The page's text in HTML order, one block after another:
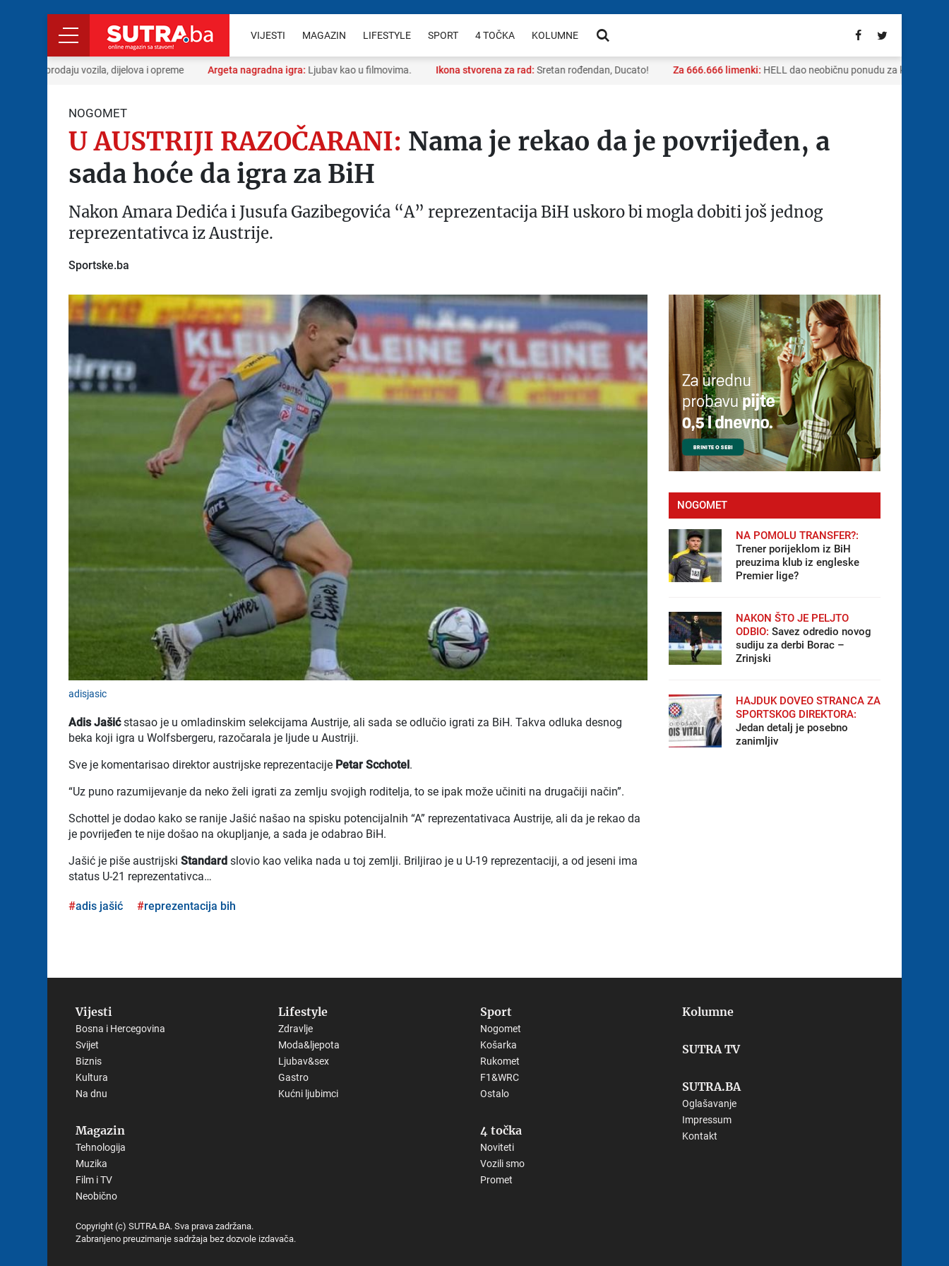
VIJESTI MAGAZIN LIFESTYLE SPORT 4 TOČKA KOLUMNE
kupoprodaju vozila, dijelova i opreme Argeta nagradna igra:Ljubav kao u filmovima. Ikona stvorena za rad:Sretan rođendan, Ducato! Za 666.666 limenki:HELL dao neobičnu ponudu za kupovinu sela
NOGOMET
U AUSTRIJI RAZOČARANI: Nama je rekao da je povrijeđen, a
sada hoće da igra za BiH
Nakon Amara Dedića i Jusufa Gazibegovića “A” reprezentacija BiH uskoro bi mogla dobiti još jednog
reprezentativca iz Austrije.
Sportske.ba
adisjasic
Adis Jašićstasao je u omladinskim selekcijama Austrije, ali sada se odlučio igrati za BiH. Takva odluka desnog
beka koji igra u Wolfsbergeru, razočarala je ljude u Austriji.
Sve je komentarisao direktor austrijske reprezentacije Petar Scchotel.
“Uz puno razumijevanje da neko želi igrati za zemlju svojigh roditelja, to se ipak može učiniti na drugačiji način”.
Schottel je dodao kako se ranije Jašić našao na spisku potencijalnih “A” reprezentativaca Austrije, ali da je rekao da
je povrijeđen te nije došao na okupljanje, a sada je odabrao BiH.
Jašić je piše austrijskiStandardslovio kao velika nada u toj zemlji. Briljirao je u U-19 reprezentaciji, a od jeseni ima
status U-21 reprezentativca…
adis jašić reprezentacija bih
NOGOMET
NA POMOLU TRANSFER?:
Trener porijeklom iz BiH
preuzima klub iz engleske
Premier lige?
NAKON ŠTO JE PELJTO
ODBIO: Savez odredio novog
sudiju za derbi Borac –
Zrinjski
HAJDUK DOVEO STRANCA ZA
SPORTSKOG DIREKTORA:
Jedan detalj je posebno
zanimljiv
Vijesti
Bosna i Hercegovina
Svijet
Biznis
Kultura
Na dnu
Magazin
Tehnologija
Muzika
Film i TV
Neobično
Lifestyle
Zdravlje
Moda&ljepota
Ljubav&sex
Gastro
Kućni ljubimci
Sport
Nogomet
Košarka
Rukomet
F1&WRC
Ostalo
4 točka
Noviteti
Vozili smo
Promet
Kolumne
SUTRA TV
SUTRA.BA
Oglašavanje
Impressum
Kontakt
Copyright (c) SUTRA.BA. Sva prava zadržana.
Zabranjeno preuzimanje sadržaja bez dozvole izdavača.